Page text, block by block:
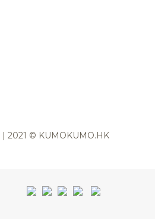
| 2021 © KUMOKUMO.HK